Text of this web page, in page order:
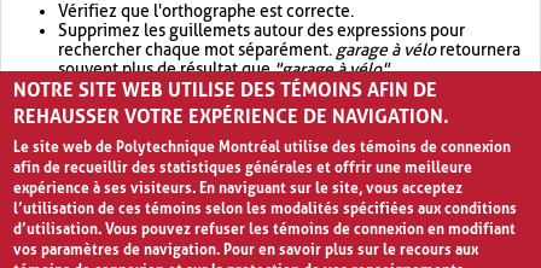
Vérifiez que l'orthographe est correcte.
Supprimez les guillemets autour des expressions pour
rechercher chaque mot séparément. garage à véloretournera
souvent plus de résultat que"garage à vélo".
Envisagez d'élargir votre recherche avec OR.garage OR vélo
retournera souvent plus de résultat quegarage à vélo
NOTRE SITE WEB UTILISE DES TÉMOINS AFIN DE
REHAUSSER VOTRE EXPÉRIENCE DE NAVIGATION.
Le site web de Polytechnique Montréal utilise des témoins de connexion
afin de recueillir des statistiques générales et offrir une meilleure
expérience à ses visiteurs. En naviguant sur le site, vous acceptez
l’utilisation de ces témoins selon les modalités spécifiées aux conditions
d’utilisation. Vous pouvez refuser les témoins de connexion en modifiant
vos paramètres de navigation. Pour en savoir plus sur le recours aux